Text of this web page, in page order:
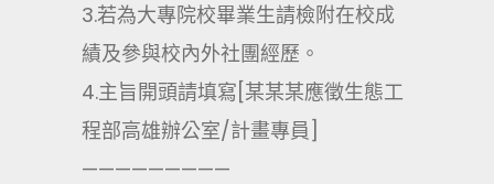
3.若為大專院校畢業生請檢附在校成
績及參與校內外社團經歷。
4.主旨開頭請填寫[某某某應徵生態工
程部高雄辦公室/計畫專員]
—————————